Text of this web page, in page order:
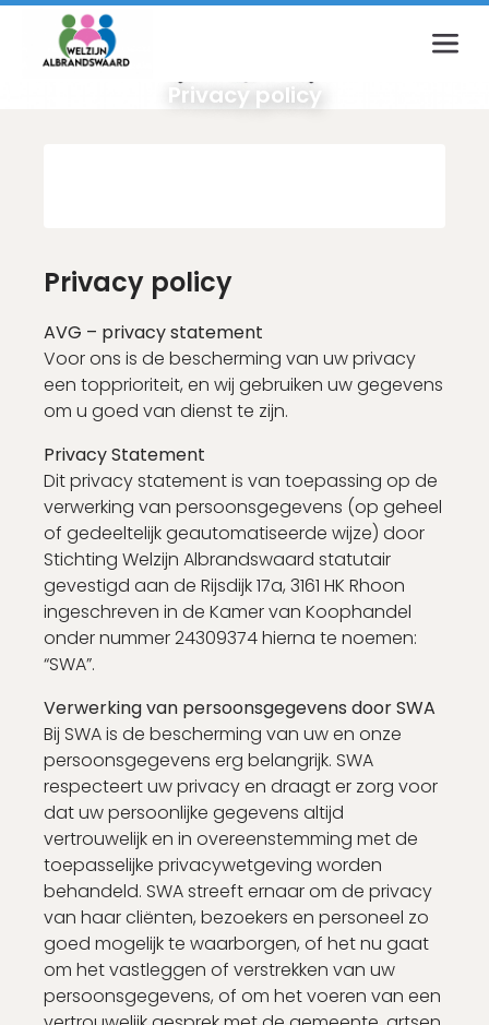
Privacy policy
Privacy policy
AVG – privacy statement
Voor ons is de bescherming van uw privacy
een topprioriteit, en wij gebruiken uw gegevens
om u goed van dienst te zijn.
Privacy Statement
Dit privacy statement is van toepassing op de
verwerking van persoonsgegevens (op geheel
of gedeeltelijk geautomatiseerde wijze) door
Stichting Welzijn Albrandswaard statutair
gevestigd aan de Rijsdijk 17a, 3161 HK Rhoon
ingeschreven in de Kamer van Koophandel
onder nummer 24309374 hierna te noemen:
“SWA”.
Verwerking van persoonsgegevens door SWA
Bij SWA is de bescherming van uw en onze
persoonsgegevens erg belangrijk. SWA
respecteert uw privacy en draagt er zorg voor
dat uw persoonlijke gegevens altijd
vertrouwelijk en in overeenstemming met de
toepasselijke privacywetgeving worden
behandeld. SWA streeft ernaar om de privacy
van haar cliënten, bezoekers en personeel zo
goed mogelijk te waarborgen, of het nu gaat
om het vastleggen of verstrekken van uw
persoonsgegevens, of om het voeren van een
Login
Wachtwoord vergeten?
Nog geen account?
Schrijf je in binnen 2 minuten
Na het aanmaken van een account kan je
direct reageren
Account aanmaken